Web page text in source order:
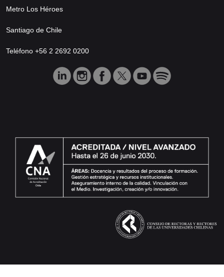
Metro Los Héroes
Santiago de Chile
Teléfono +56 2 2692 0200